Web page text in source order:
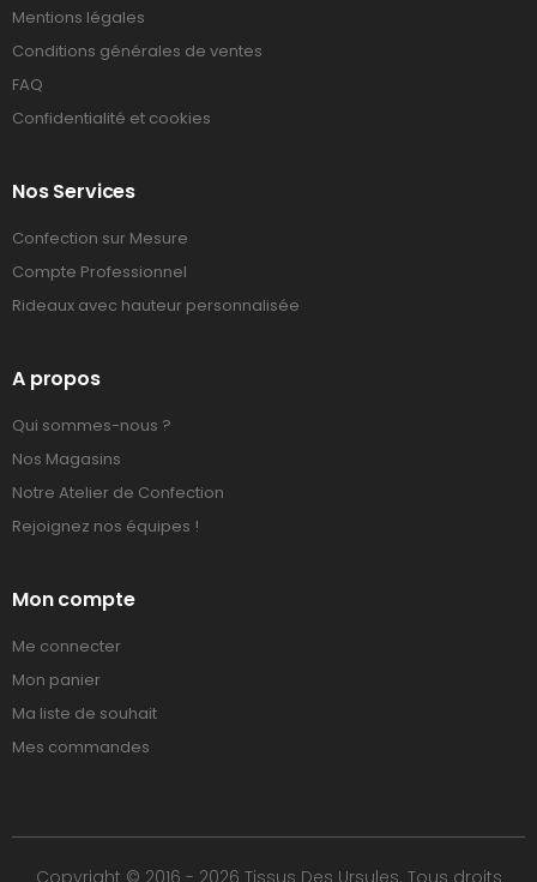
Mentions légales
Conditions générales de ventes
FAQ
Confidentialité et cookies
Nos Services
Confection sur Mesure
Compte Professionnel
Rideaux avec hauteur personnalisée
A propos
Qui sommes-nous ?
Nos Magasins
Notre Atelier de Confection
Rejoignez nos équipes !
Mon compte
Me connecter
Mon panier
Ma liste de souhait
Mes commandes
Copyright © 2016 - 2026 Tissus Des Ursules. Tous droits